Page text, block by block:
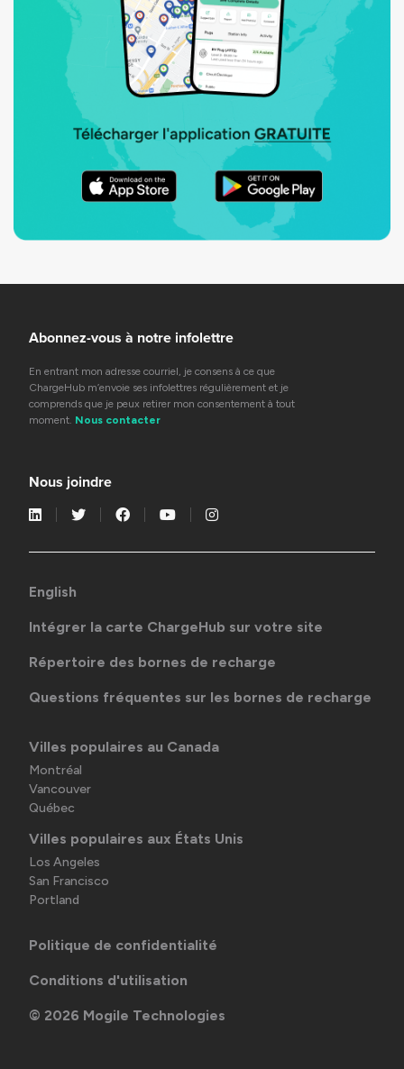
Abonnez-vous à notre infolettre
En entrant mon adresse courriel, je consens à ce que
ChargeHub m’envoie ses infolettres régulièrement et je
comprends que je peux retirer mon consentement à tout
moment. Nous contacter
Nous joindre
English
Intégrer la carte ChargeHub sur votre site
Répertoire des bornes de recharge
Questions fréquentes sur les bornes de recharge
Villes populaires au Canada
Montréal
Vancouver
Québec
Villes populaires aux États Unis
Los Angeles
San Francisco
Portland
Politique de confidentialité
Conditions d'utilisation
© 2026 Mogile Technologies